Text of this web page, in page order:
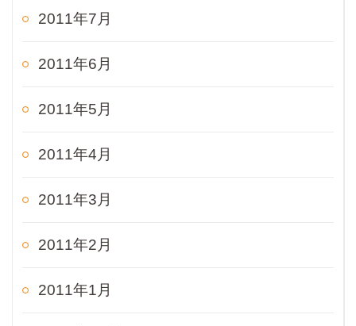
2011年7月
2011年6月
2011年5月
2011年4月
2011年3月
2011年2月
2011年1月